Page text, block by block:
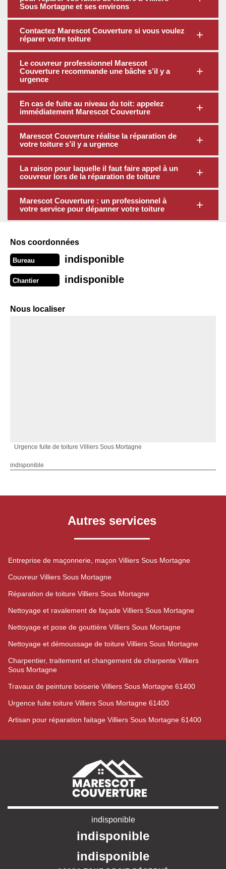
Sous Mortagne et ses environs
Contactez Marescot Couverture si vous voulez
réparer votre toiture
Le couvreur professionnel Marescot
Couverture recommande une bâche s’il y a
urgence
En cas de fuite au niveau du toit: appelez
immédiatement Marescot Couverture
Marescot Couverture réalise la réparation de
votre toiture s’il y a urgence
La raison pour laquelle il faut faire appel à un
couvreur lors de la réparation de toiture
Marescot Couverture : un professionnel à
votre service pour dépanner votre toiture
Nos coordonnées
Bureau indisponible
Chantier indisponible
Nous localiser
Urgence fuite de toiture Villiers Sous Mortagne
indisponible
Autres services
Entreprise de maçonnerie, maçon Villiers Sous Mortagne
Couvreur Villiers Sous Mortagne
Réparation de toiture Villiers Sous Mortagne
Nettoyage et ravalement de façade Villiers Sous Mortagne
Nettoyage et pose de gouttière Villiers Sous Mortagne
Nettoyage et démoussage de toiture Villiers Sous Mortagne
Charpentier, traitement et changement de charpente Villiers
Sous Mortagne
Travaux de peinture boiserie Villiers Sous Mortagne 61400
Urgence fuite toiture Villiers Sous Mortagne 61400
Artisan pour réparation faitage Villiers Sous Mortagne 61400
indisponible
indisponible
indisponible